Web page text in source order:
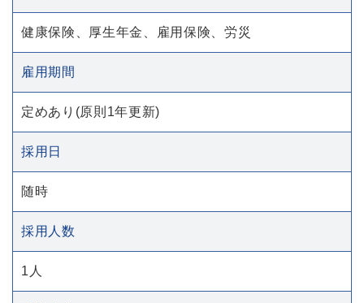
健康保険、厚生年金、雇用保険、労災
雇用期間
定めあり(原則1年更新)
採用日
随時
採用人数
1人